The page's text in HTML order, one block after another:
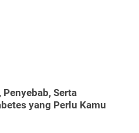
Serta
yang Perlu Kamu